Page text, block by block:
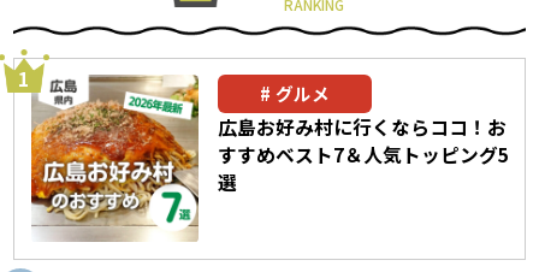
RANKING
グルメ
広島お好み村に行くならココ！お
すすめベスト7＆人気トッピング5
選